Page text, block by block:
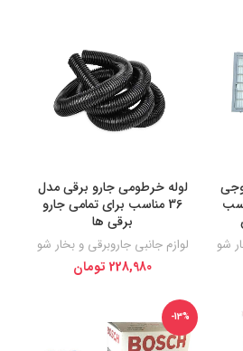
2400 مناسب
شو
لوله خرطومی جارو برقی مدل
36 مناسب برای تمامی جارو
برقی ها
لوازم جانبی جاروبرقی و بخار شو
228,980 تومان
-13%